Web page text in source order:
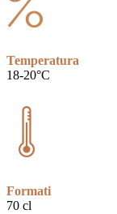
Temperatura
18-20°C
Formati
70 cl